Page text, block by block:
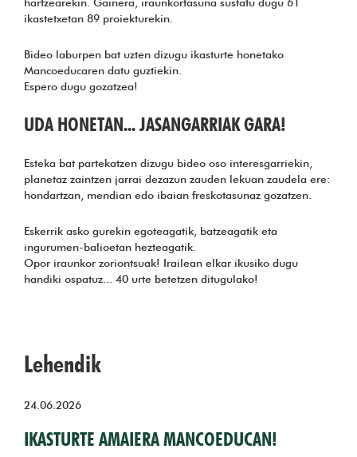
ikastetxetan 89 proiekturekin.
Bideo laburpen bat uzten dizugu ikasturte honetako
Mancoeducaren datu guztiekin.
Espero dugu gozatzea!
UDA HONETAN... JASANGARRIAK GARA!
Esteka bat partekatzen dizugu bideo oso interesgarriekin,
planetaz zaintzen jarrai dezazun zauden lekuan zaudela ere:
hondartzan, mendian edo ibaian freskotasunaz gozatzen.
Eskerrik asko gurekin egoteagatik, batzeagatik eta
ingurumen-balioetan hezteagatik.
Opor iraunkor zoriontsuak! Irailean elkar ikusiko dugu
handiki ospatuz... 40 urte betetzen ditugulako!
Lehendik
24.06.2026
IKASTURTE AMAIERA MANCOEDUCAN!